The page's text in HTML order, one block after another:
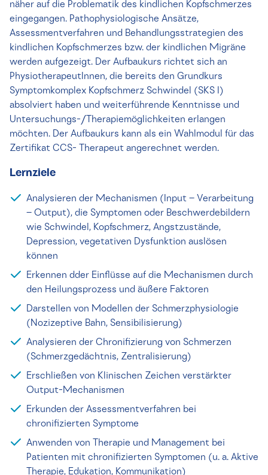
näher auf die Problematik des kindlichen Kopfschmerzes
eingegangen. Pathophysiologische Ansätze,
Assessmentverfahren und Behandlungsstrategien des
kindlichen Kopfschmerzes bzw. der kindlichen Migräne
werden aufgezeigt. Der Aufbaukurs richtet sich an
PhysiotherapeutInnen, die bereits den Grundkurs
Symptomkomplex Kopfschmerz Schwindel (SKS I)
absolviert haben und weiterführende Kenntnisse und
Untersuchungs-/Therapiemöglichkeiten erlangen
möchten. Der Aufbaukurs kann als ein Wahlmodul für das
Zertifikat CCS- Therapeut angerechnet werden.
Lernziele
Analysieren der Mechanismen (Input – Verarbeitung
– Output), die Symptomen oder Beschwerdebildern
wie Schwindel, Kopfschmerz, Angstzustände,
Depression, vegetativen Dysfunktion auslösen
können
Erkennen dder Einflüsse auf die Mechanismen durch
den Heilungsprozess und äußere Faktoren
Darstellen von Modellen der Schmerzphysiologie
(Nozizeptive Bahn, Sensibilisierung)
Analysieren der Chronifizierung von Schmerzen
(Schmerzgedächtnis, Zentralisierung)
Erschließen von Klinischen Zeichen verstärkter
Output-Mechanismen
Erkunden der Assessmentverfahren bei
chronifizierten Symptome
Anwenden von Therapie und Management bei
Patienten mit chronifizierten Symptomen (u. a. Aktive
Therapie, Edukation, Kommunikation)